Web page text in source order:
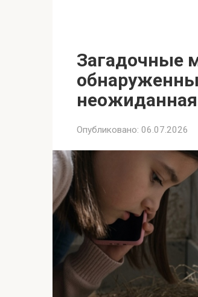
Загадочные
Опубликовано: 06.07.2026